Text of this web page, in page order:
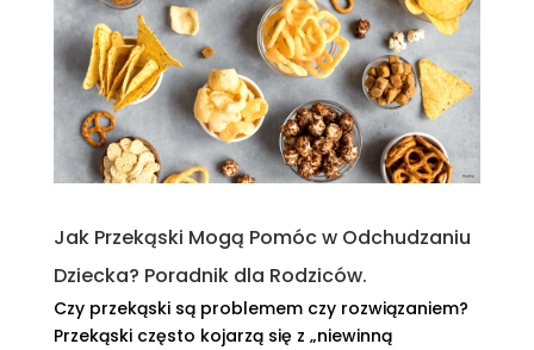
Jak Przekąski Mogą Pomóc w Odchudzaniu
Dziecka? Poradnik dla Rodziców.
Czy przekąski są problemem czy rozwiązaniem?
Przekąski często kojarzą się z „niewinną